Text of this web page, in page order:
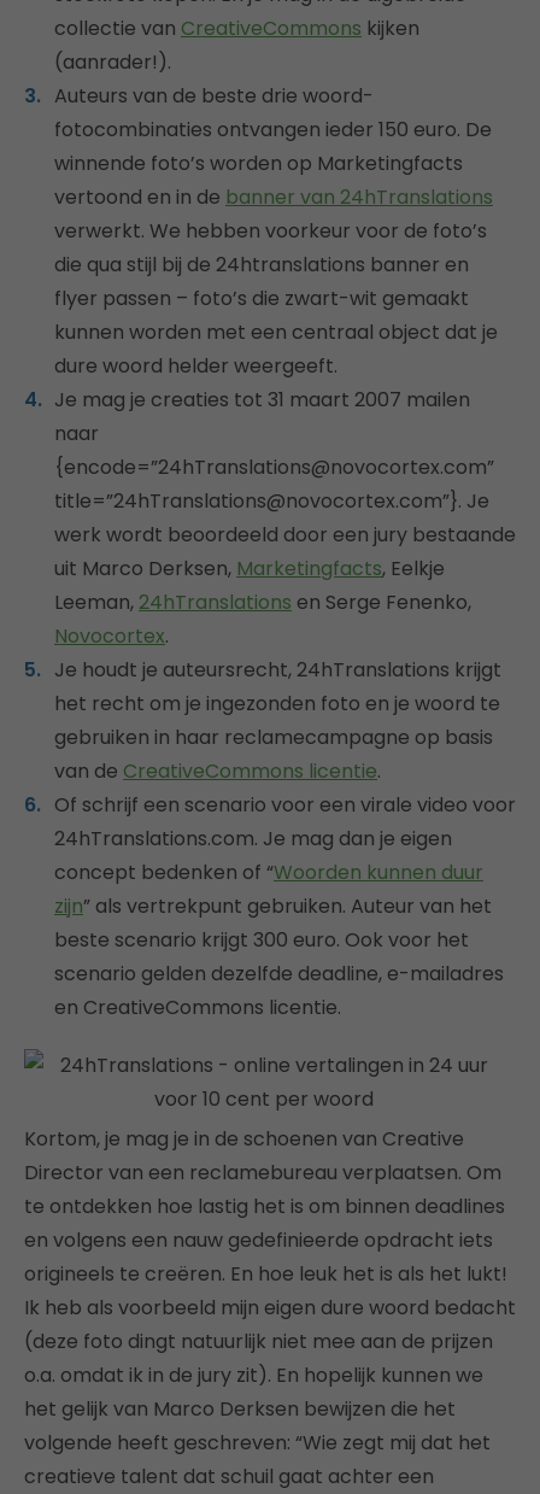
collectie van CreativeCommons kijken
(aanrader!).
Auteurs van de beste drie woord-
fotocombinaties ontvangen ieder 150 euro. De
winnende foto’s worden op Marketingfacts
vertoond en in de banner van 24hTranslations
verwerkt. We hebben voorkeur voor de foto’s
die qua stijl bij de 24htranslations banner en
flyer passen – foto’s die zwart-wit gemaakt
kunnen worden met een centraal object dat je
dure woord helder weergeeft.
Je mag je creaties tot 31 maart 2007 mailen
naar
{encode=”24hTranslations@novocortex.com”
title=”24hTranslations@novocortex.com”}. Je
werk wordt beoordeeld door een jury bestaande
uit Marco Derksen, Marketingfacts, Eelkje
Leeman, 24hTranslations en Serge Fenenko,
Novocortex.
Je houdt je auteursrecht, 24hTranslations krijgt
het recht om je ingezonden foto en je woord te
gebruiken in haar reclamecampagne op basis
van de CreativeCommons licentie.
Of schrijf een scenario voor een virale video voor
24hTranslations.com. Je mag dan je eigen
concept bedenken of “Woorden kunnen duur
zijn” als vertrekpunt gebruiken. Auteur van het
beste scenario krijgt 300 euro. Ook voor het
scenario gelden dezelfde deadline, e-mailadres
en CreativeCommons licentie.
Kortom, je mag je in de schoenen van Creative
Director van een reclamebureau verplaatsen. Om
te ontdekken hoe lastig het is om binnen deadlines
en volgens een nauw gedefinieerde opdracht iets
origineels te creëren. En hoe leuk het is als het lukt!
Ik heb als voorbeeld mijn eigen dure woord bedacht
(deze foto dingt natuurlijk niet mee aan de prijzen
o.a. omdat ik in de jury zit). En hopelijk kunnen we
het gelijk van Marco Derksen bewijzen die het
volgende heeft geschreven: “Wie zegt mij dat het
creatieve talent dat schuil gaat achter een